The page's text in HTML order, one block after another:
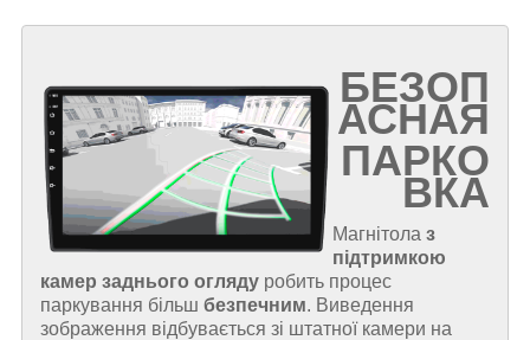
БЕЗОП
АСНАЯ
ПАРКО
ВКА
Магнітола з
підтримкою
камер заднього огляду робить процес
паркування більш безпечним. Виведення
зображення відбувається зі штатної камери на